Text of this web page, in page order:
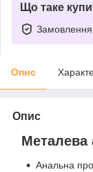
Що таке
Замовлення
Опис
Опис
Металева
Анальна